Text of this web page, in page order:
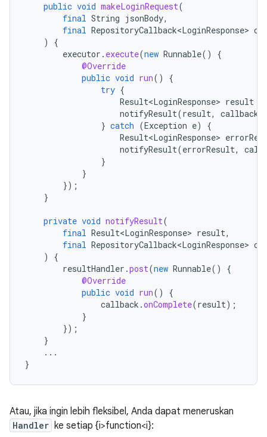
public void makeLoginRequest(
final String jsonBody,
final RepositoryCallback<LoginResponse>
)
{
executor . execute(new Runnable()
{
@Override
public void run()
{
try {
Result<LoginResponse> result
notifyResult(result, callback
} catch (Exception e)
{
Result<LoginResponse>
notifyResult(errorResult,
}
}
});
}
private void notifyResult(
final Result<LoginResponse> result,
final RepositoryCallback<LoginResponse>
)
{
resultHandler .post(new Runnable()
{
@Override
public void run()
{
callback .onComplete(result);
}
});
}
...
}
Atau, jika ingin lebih fleksibel, Anda dapat meneruskan
Handler ke setiap {i>function<i}: